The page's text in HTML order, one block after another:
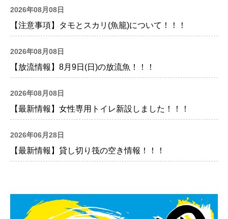
2026年08月08日
【注意事項】タモとスカリ(魚籠)について！！！
2026年08月08日
【放流情報】8月9日(日)の放流魚！！！
2026年08月08日
【最新情報】女性専用トイレ新設しました！！！
2026年06月28日
【最新情報】貸し切り筏の空き情報！！！